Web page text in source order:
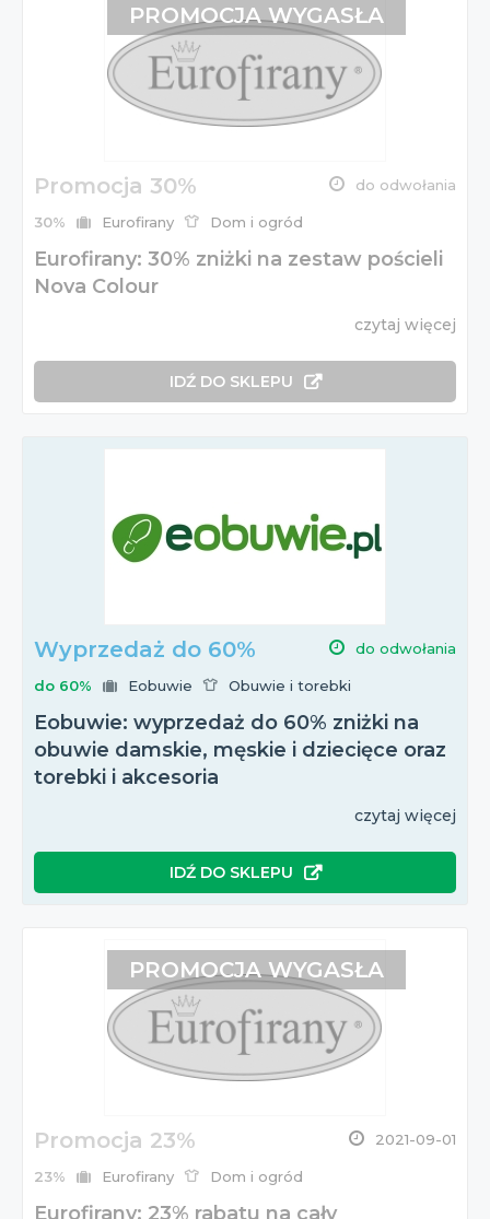
Promocja 30% do odwołania
30% Eurofirany Dom i ogród
Eurofirany: 30% zniżki na zestaw pościeli
Nova Colour
czytaj więcej
IDŹ DO SKLEPU
PROMOCJA WYGASŁA
Wyprzedaż do 60% do odwołania
do 60% Eobuwie Obuwie i torebki
Eobuwie: wyprzedaż do 60% zniżki na
obuwie damskie, męskie i dziecięce oraz
torebki i akcesoria
czytaj więcej
IDŹ DO SKLEPU
Promocja 23% 2021-09-01
23% Eurofirany Dom i ogród
Eurofirany: 23% rabatu na cały
PROMOCJA WYGASŁA